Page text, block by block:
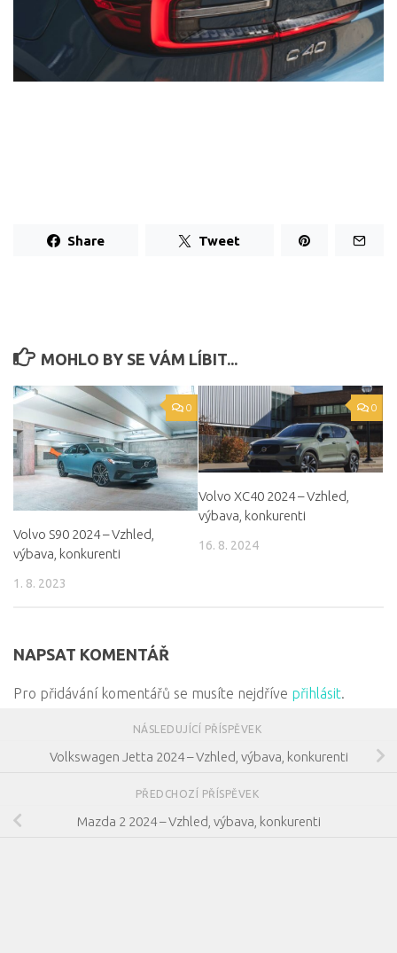
Share Tweet
MOHLO BY SE VÁM LÍBIT...
0
Volvo S90 2024 – Vzhled,
výbava, konkurenti
1. 8. 2023
0
Volvo XC40 2024 – Vzhled,
výbava, konkurenti
16. 8. 2024
NAPSAT KOMENTÁŘ
Pro přidávání komentářů se musíte nejdříve přihlásit.
NÁSLEDUJÍCÍ PŘÍSPĚVEK
Volkswagen Jetta 2024 – Vzhled, výbava, konkurenti
PŘEDCHOZÍ PŘÍSPĚVEK
Mazda 2 2024 – Vzhled, výbava, konkurenti